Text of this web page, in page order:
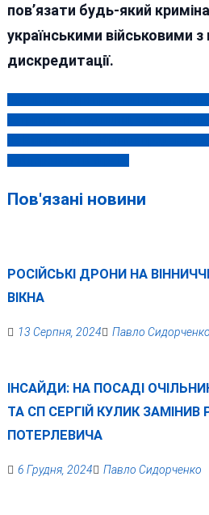
пов’язати будь-який
українськими військовими
дискредитації.
Навігація
записів
Пов'язані новини
РОСІЙСЬКІ ДРОНИ НА
ВІКНА
13 Серпня, 2024 Павло Сидорченко
ІНСАЙДИ: НА ПОСАДІ
ТА СП СЕРГІЙ КУЛИК
ПОТЕРЛЕВИЧА
6 Грудня, 2024 Павло Сидорченко